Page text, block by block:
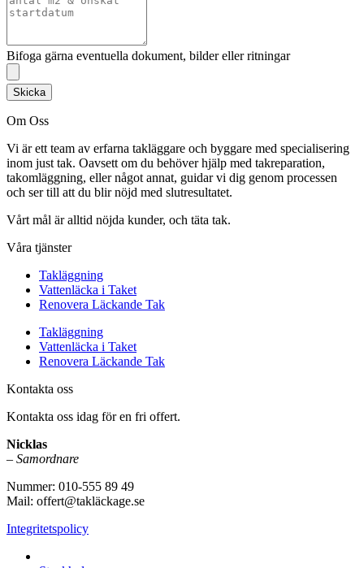
Bifoga gärna eventuella dokument, bilder eller ritningar
Skicka
Om Oss
Vi är ett team av erfarna takläggare och byggare med specialisering
inom just tak. Oavsett om du behöver hjälp med takreparation,
takomläggning, eller något annat, guidar vi dig genom processen
och ser till att du blir nöjd med slutresultatet.
Vårt mål är alltid nöjda kunder, och täta tak.
Våra tjänster
Takläggning
Vattenläcka i Taket
Renovera Läckande Tak
Takläggning
Vattenläcka i Taket
Renovera Läckande Tak
Kontakta oss
Kontakta oss idag för en fri offert.
Nicklas
– Samordnare
Nummer: 010-555 89 49
Mail: offert@takläckage.se
Integritetspolicy